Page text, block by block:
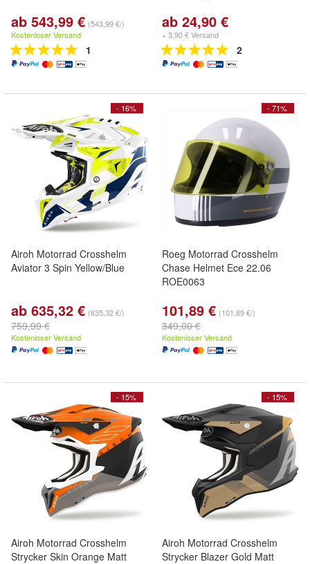
ab 543,99 € (543,99 €/)
Kostenloser Versand
1
ab 24,90 €
+ 3,90 € Versand
2
- 16%
Airoh Motorrad Crosshelm
Aviator 3 Spin Yellow/Blue
ab 635,32 € (635,32 €/)
759,99 €
Kostenloser Versand
- 71%
Roeg Motorrad Crosshelm
Chase Helmet Ece 22.06
ROE0063
101,89 € (101,89 €/)
349,00 €
Kostenloser Versand
- 15%
Airoh Motorrad Crosshelm
Strycker Skin Orange Matt
- 15%
Airoh Motorrad Crosshelm
Strycker Blazer Gold Matt